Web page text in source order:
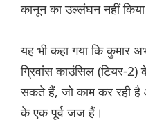
कानून का उल्लंघन नहीं
यह भी कहा गया कि कुमार
ग्रिवांस काउंसिल (टियर-
सकते हैं, जो काम कर रही है
के एक पूर्व जज हैं।